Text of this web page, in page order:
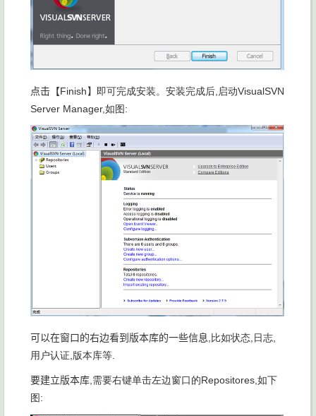
点击【Finish】即可完成安装。安装完成后 ,启动VisualSVN
Server Manager,如图:
可以在窗口的右边看到版本库的一些信息,比如状态,日志,
用户认证,版本库等.
要建立版本库,需要右键单击左边窗口的Repositores,如下
图: